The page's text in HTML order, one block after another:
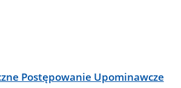
Postępowanie Upominawcze